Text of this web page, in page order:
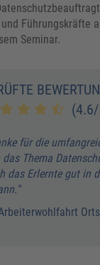
Führungskräfte
Seminar.
für die
Thema
das Erlernte gut in